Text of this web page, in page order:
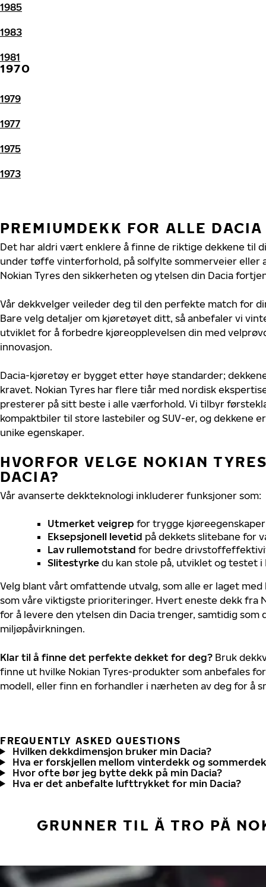
1985
1983
1981
1970
1979
1977
1975
1973
PREMIUMDEKK FOR ALLE
Det har aldri vært enklere å finne de riktige dekkene til
under tøffe vinterforhold, på solfylte sommerveier eller
Nokian Tyres den sikkerheten og ytelsen din Dacia
Vår dekkvelger veileder deg til den perfekte match for
Bare velg detaljer om kjøretøyet ditt, så anbefaler vi
utviklet for å forbedre kjøreopplevelsen din med
innovasjon.
Dacia-kjøretøy er bygget etter høye standarder;
kravet. Nokian Tyres har flere tiår med nordisk
presterer på sitt beste i alle værforhold. Vi tilbyr
kompaktbiler til store lastebiler og SUV-er, og dekkene
unike egenskaper.
HVORFOR VELGE NOKIAN
DACIA?
Vår avanserte dekkteknologi inkluderer funksjoner som:
Utmerket veigrep for trygge
Eksepsjonell levetid på dekkets slitebane for
Lav rullemotstand for bedre
Slitestyrke du kan stole på, utviklet og testet i
Velg blant vårt omfattende utvalg, som alle er laget
som våre viktigste prioriteringer. Hvert eneste dekk fra
for å levere den ytelsen din Dacia trenger, samtidig som
miljøpåvirkningen.
Klar til å finne det perfekte dekket for deg? Bruk
finne ut hvilke Nokian Tyres-produkter som anbefales
modell, eller finn en forhandler i nærheten av deg for å
FREQUENTLY ASKED QUESTIONS
Hvilken dekkdimensjon bruker min Dacia?
Hva er forskjellen mellom vinterdekk og
Hvor ofte bør jeg bytte dekk på min Dacia?
Hva er det anbefalte lufttrykket for min Dacia?
GRUNNER TIL Å TRO PÅ